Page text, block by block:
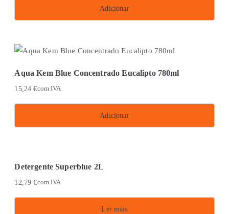
Adicionar
Aqua Kem Blue Concentrado Eucalipto 780ml
15,24€com IVA
Adicionar
Detergente Superblue 2L
12,79€com IVA
Ler mais